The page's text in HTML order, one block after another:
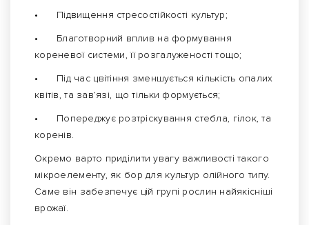
•
Підвищення стресостійкості культур;
•
Благотворний вплив на формування
кореневої системи, її розгалуженості тощо;
•
Під час цвітіння зменшується кількість опалих
квітів, та зав’язі, що тільки формується;
•
Попереджує розтріскування стебла, гілок, та
коренів.
Окремо варто приділити увагу важливості такого
мікроелементу, як бор для культур олійного типу.
Саме він забезпечує цій групі рослин найякісніші
врожаї.